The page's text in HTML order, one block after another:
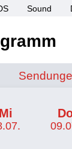
Sound
Mi